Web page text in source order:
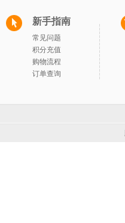
新手指南
常见问题
积分充值
购物流程
订单查询